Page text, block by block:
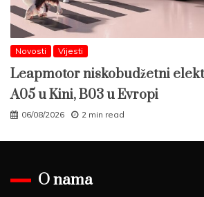
Novosti Vijesti
Leapmotor niskobudžetni
A05 u Kini, B03 u Evropi
06/08/2026 2 min read
O nama